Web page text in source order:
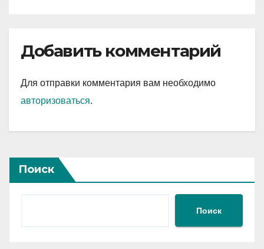
Добавить комментарий
Для отправки комментария вам необходимо
авторизоваться.
Поиск
Поиск